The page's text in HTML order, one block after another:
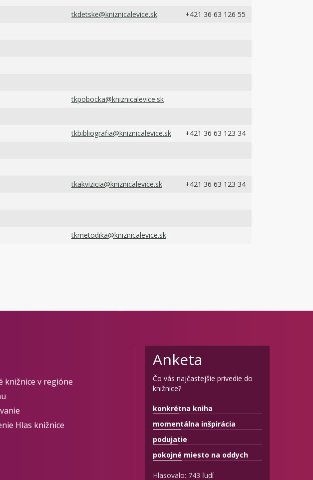
tkdetske@kniznicalevice.sk
+421 36 63 126 55
tkpobocka@kniznicalevice.sk
tkbibliografia@kniznicalevice.sk
+421 36 63 123 34
tkakvizicia@kniznicalevice.sk
+421 36 63 123 34
tkmetodika@kniznicalevice.sk
knižnice v regióne
Hlas knižnice
Anketa
Čo vás najčastejšie privedie do
knižnice?
konkrétna kniha
momentálna inšpirácia
podujatie
pokojné miesto na oddych
Hlasovalo: 743 ľudí